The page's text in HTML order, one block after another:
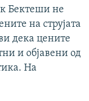
Бектеши не
на струјата
дека цените
и објавени од
На